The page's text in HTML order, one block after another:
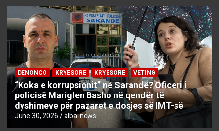
DENONCO KRYESORE KRYESORE VETING
“Koka e korrupsionit” në Sarandë? Oficeri i
policisë Mariglen Basho në qendër të
dyshimeve për pazaret e dosjes së IMT-së
June 30, 2026 alba-news